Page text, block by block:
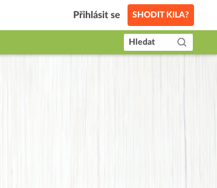
Přihlásit se SHODIT KILA?
Hledat